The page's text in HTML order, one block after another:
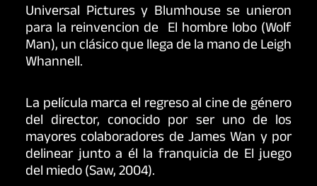
Universal Pictures y Blumhouse se unieron
para la reinvencion de El hombre lobo (Wolf
Man), un clásico que llega de la mano de Leigh
Whannell.
La película marca el regreso al cine de género
del director, conocido por ser uno de los
mayores colaboradores de James Wan y por
delinear junto a él la franquicia de El juego
del miedo (Saw, 2004).